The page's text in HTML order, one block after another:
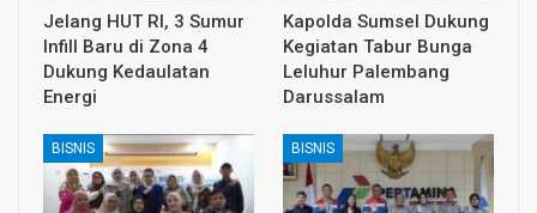
Jelang HUT RI, 3 Sumur
Infill Baru di Zona 4
Dukung Kedaulatan
Energi
Kapolda Sumsel Dukung
Kegiatan Tabur Bunga
Leluhur Palembang
Darussalam
BISNIS BISNIS